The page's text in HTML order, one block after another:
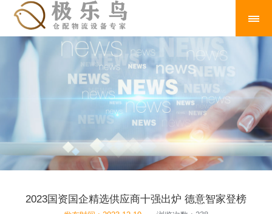
2023国资国企精选供应商十强出炉 德意智家登榜